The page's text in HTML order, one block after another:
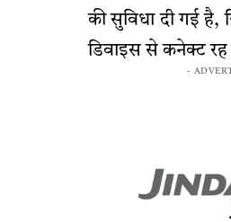
की सुविधा दी गई
डिवाइस से कनेक्ट
-